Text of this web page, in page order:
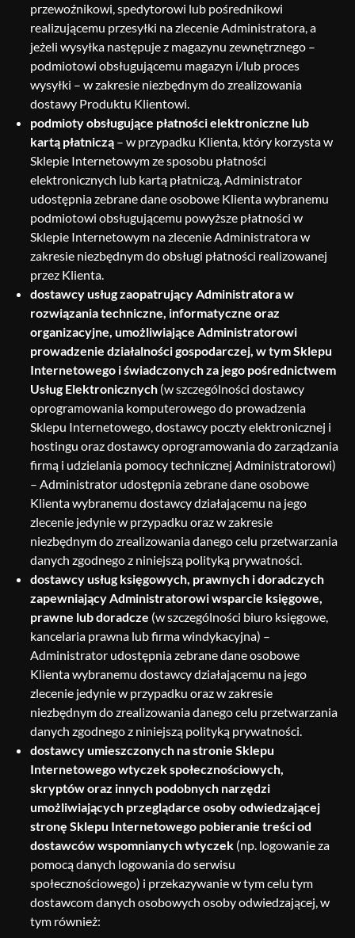
przewoźnikowi, spedytorowi lub pośrednikowi
realizującemu przesyłki na zlecenie Administratora, a
jeżeli wysyłka następuje z magazynu zewnętrznego –
podmiotowi obsługującemu magazyn i/lub proces
wysyłki – w zakresie niezbędnym do zrealizowania
dostawy Produktu Klientowi.
podmioty obsługujące płatności elektroniczne lub
kartą płatniczą– w przypadku Klienta, który korzysta w
Sklepie Internetowym ze sposobu płatności
elektronicznych lub kartą płatniczą, Administrator
udostępnia zebrane dane osobowe Klienta wybranemu
podmiotowi obsługującemu powyższe płatności w
Sklepie Internetowym na zlecenie Administratora w
zakresie niezbędnym do obsługi płatności realizowanej
przez Klienta.
dostawcy usług zaopatrujący Administratora w
rozwiązania techniczne, informatyczne oraz
organizacyjne, umożliwiające Administratorowi
prowadzenie działalności gospodarczej, w tym Sklepu
Internetowego i świadczonych za jego pośrednictwem
Usług Elektronicznych(w szczególności dostawcy
oprogramowania komputerowego do prowadzenia
Sklepu Internetowego, dostawcy poczty elektronicznej i
hostingu oraz dostawcy oprogramowania do zarządzania
firmą i udzielania pomocy technicznej Administratorowi)
– Administrator udostępnia zebrane dane osobowe
Klienta wybranemu dostawcy działającemu na jego
zlecenie jedynie w przypadku oraz w zakresie
niezbędnym do zrealizowania danego celu przetwarzania
danych zgodnego z niniejszą polityką prywatności.
dostawcy usług księgowych, prawnych i doradczych
zapewniający Administratorowi wsparcie księgowe,
prawne lub doradcze (w szczególności biuro księgowe,
kancelaria prawna lub firma windykacyjna) –
Administrator udostępnia zebrane dane osobowe
Klienta wybranemu dostawcy działającemu na jego
zlecenie jedynie w przypadku oraz w zakresie
niezbędnym do zrealizowania danego celu przetwarzania
danych zgodnego z niniejszą polityką prywatności.
dostawcy umieszczonych na stronie Sklepu
Internetowego wtyczek społecznościowych,
skryptów oraz innych podobnych narzędzi
umożliwiających przeglądarce osoby odwiedzającej
stronę Sklepu Internetowego pobieranie treści od
dostawców wspomnianych wtyczek(np. logowanie za
pomocą danych logowania do serwisu
społecznościowego) i przekazywanie w tym celu tym
dostawcom danych osobowych osoby odwiedzającej, w
tym również: